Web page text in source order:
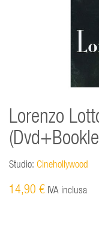
Lorenzo
Studio: Cinehollywood
14,90 € IVA inclusa